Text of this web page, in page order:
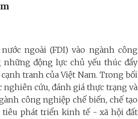
ngoài (FDI) vào ngành công
động lực chủ yếu thúc đẩy
tranh của Việt Nam. Trong bối
nghiên cứu, đánh giá thực trạng và
công nghiệp chế biến, chế tạo
tiêu phát triển kinh tế - xã hội đất